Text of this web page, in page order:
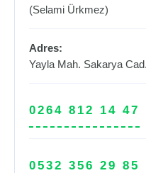
(Selami Ürkmez)
Adres:
Yayla Mah. Sakarya
0264 812 14 47
0532 356 29 85